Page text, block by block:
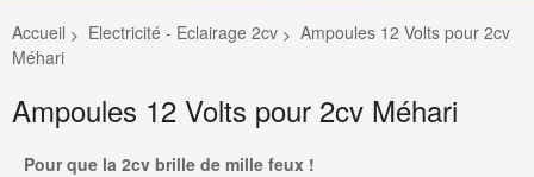
Accueil Electricité - Eclairage 2cv
Ampoules 12 Volts pour 2cv
Méhari
Ampoules 12 Volts pour 2cv Méhari
Pour que la 2cv brille de mille feux !